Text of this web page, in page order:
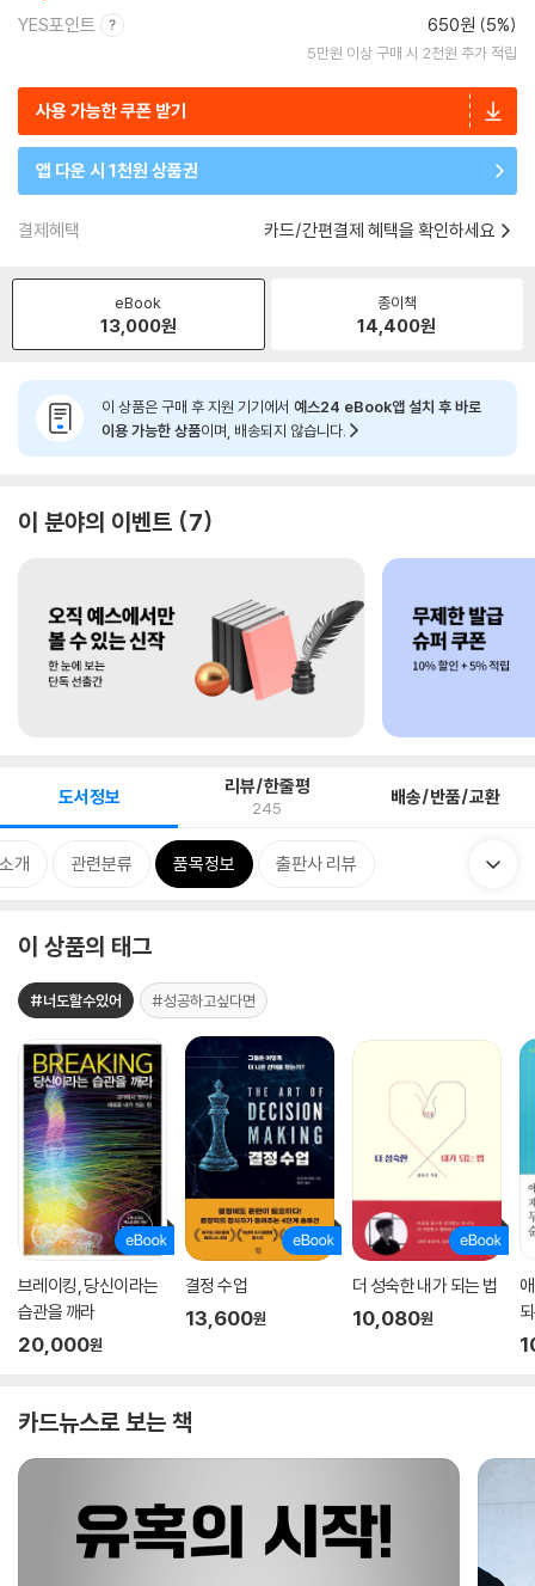
YES포인트 650원 (5%)
5만원 이상 구매 시 2천원 추가 적립
사용 가능한 쿠폰 받기
앱 다운 시 1천원 상품권
결제혜택 카드/간편결제 혜택을 확인하세요
eBook
13,000원
종이책
14,400원
이 상품은 구매 후 지원 기기에서 예스24 eBook앱 설치 후 바로
이용 가능한 상품이며, 배송되지 않습니다.
이 분야의 이벤트 7
도서정보 리뷰/한줄평
245 배송/반품/교환
개 관련분류 품목정보 출판사 리뷰
이 상품의 태그
#너도할수있어 #성공하고싶다면
브레이킹, 당신이라는
습관을 깨라
20,000원
결정 수업
13,600원
더 성숙한 내가 되는 법
10,080원
카드뉴스로 보는 책